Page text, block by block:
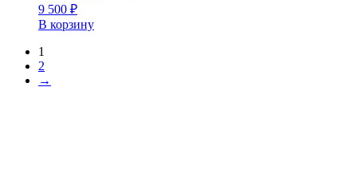
9 500 ₽
В корзину
1
2
→